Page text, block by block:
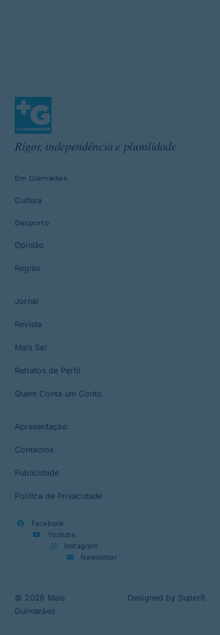
Rigor, independência e pluralidade
Em Guimarães
Cultura
Desporto
Opinião
Região
Jornal
Revista
Mais Sal
Retratos de Perfil
Quem Conta um Conto
Apresentação
Contactos
Publicidade
Política de Privacidade
Facebook
Youtube
Instagram
Newsletter
© 2026 Mais
Guimarães
Designed by Super8